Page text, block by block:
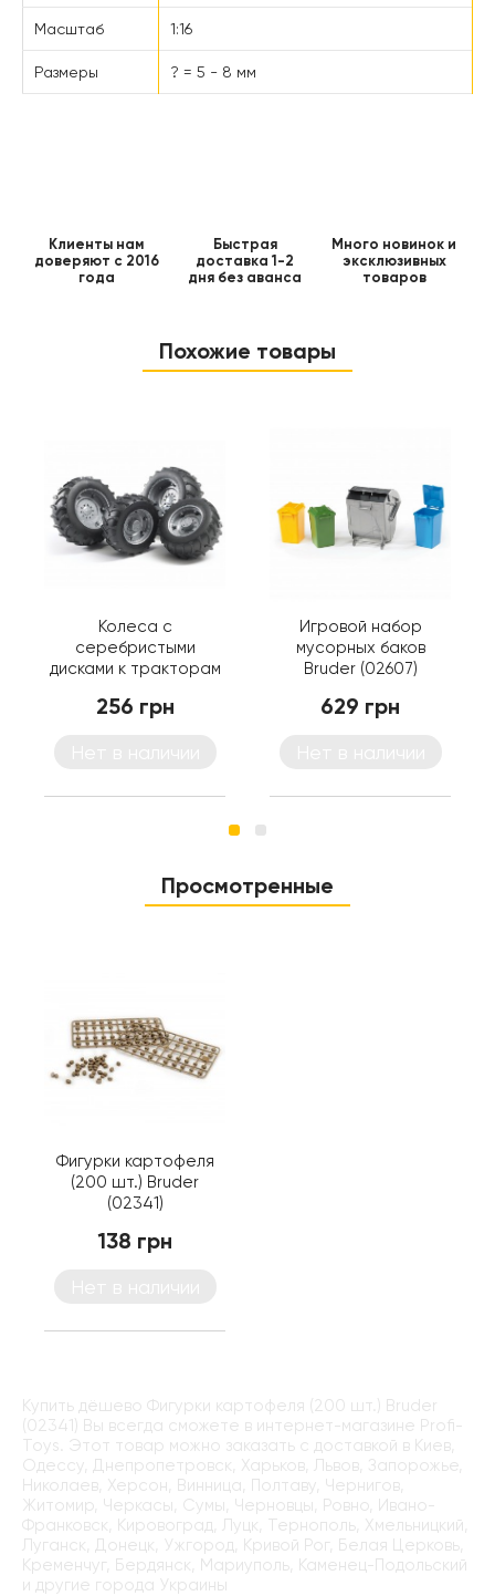
Масштаб 1:16
Размеры ? = 5 - 8 мм
Клиенты нам
доверяют с 2016
года
Быстрая
доставка 1-2
дня без аванса
Много новинок и
эксклюзивных
товаров
Похожие товары
Колеса с
серебристыми
дисками к тракторам
(02316)
256 грн
Игровой набор
мусорных баков
Bruder (02607)
629 грн
Просмотренные
Фигурки картофеля
(200 шт.) Bruder
(02341)
138 грн
Купить дёшево Фигурки картофеля (200 шт.) Bruder
(02341) Вы всегда сможете в интернет-магазине Profi-
Toys. Этот товар можно заказать с доставкой в Киев,
Одессу, Днепропетровск, Харьков, Львов, Запорожье,
Николаев, Херсон, Винница, Полтаву, Чернигов,
Житомир, Черкасы, Сумы, Черновцы, Ровно, Ивано-
Франковск, Кировоград, Луцк, Тернополь, Хмельницкий,
Луганск, Донецк, Ужгород, Кривой Рог, Белая Церковь,
Кременчуг, Бердянск, Мариуполь, Каменец-Подольский
и другие города Украины